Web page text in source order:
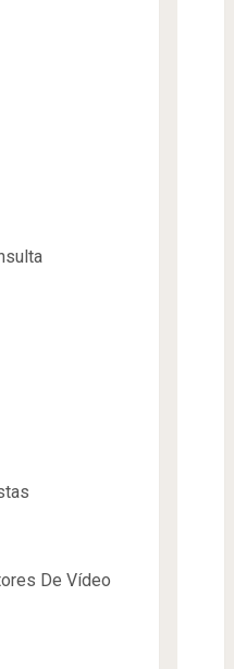
De Vídeo